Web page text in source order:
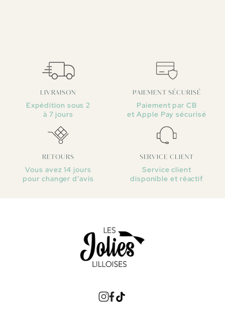
LIVRAISON
Expédition sous 2
à 7 jours
PAIEMENT SÉCURISÉ
Paiement par CB
et Apple Pay sécurisé
RETOURS
Vous avez 14 jours
pour changer d'avis
SERVICE CLIENT
Service client
disponible et réactif